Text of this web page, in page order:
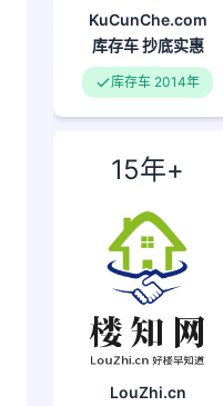
KuCunChe.com
库存车抄底实惠
库存车 2014年
15年+
LouZhi.cn